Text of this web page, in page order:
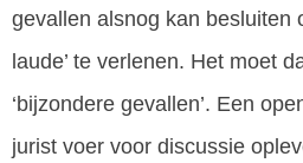
gevallen alsnog kan besluiten
laude’ te verlenen. Het moet
‘bijzondere gevallen’. Een
jurist voer voor discussie